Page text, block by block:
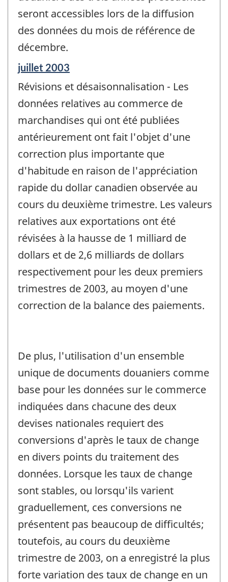
seront accessibles lors de la diffusion
des données du mois de référence de
décembre.
Période
référence
de
-
juillet 2003
Révisions et désaisonnalisation - Les
données relatives au commerce de
marchandises qui ont été publiées
antérieurement ont fait l'objet d'une
correction plus importante que
d'habitude en raison de l'appréciation
rapide du dollar canadien observée au
cours du deuxième trimestre. Les valeurs
relatives aux exportations ont été
révisées à la hausse de 1 milliard de
dollars et de 2,6 milliards de dollars
respectivement pour les deux premiers
trimestres de 2003, au moyen d'une
correction de la balance des paiements.
De plus, l'utilisation d'un ensemble
unique de documents douaniers comme
base pour les données sur le commerce
indiquées dans chacune des deux
devises nationales requiert des
conversions d'après le taux de change
en divers points du traitement des
données. Lorsque les taux de change
sont stables, ou lorsqu'ils varient
graduellement, ces conversions ne
présentent pas beaucoup de difficultés;
toutefois, au cours du deuxième
trimestre de 2003, on a enregistré la plus
forte variation des taux de change en un